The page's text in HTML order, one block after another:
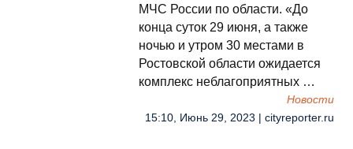
МЧС России по области. «До
конца суток 29 июня, а также
ночью и утром 30 местами в
Ростовской области ожидается
комплекс неблагоприятных …
Новости
15:10, Июнь 29, 2023 | cityreporter.ru